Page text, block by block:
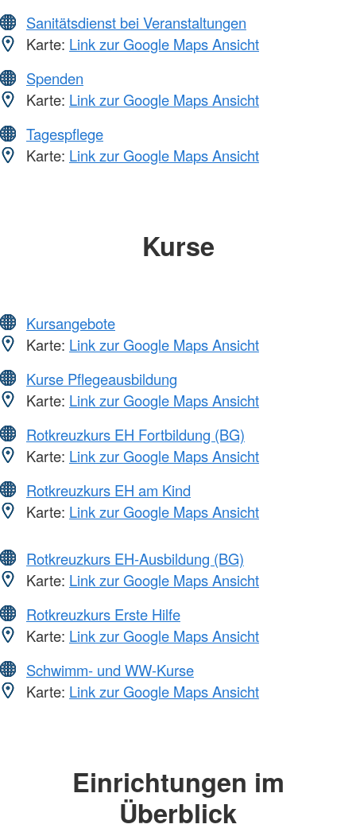
Sanitätsdienst bei Veranstaltungen
Karte: Link zur Google Maps Ansicht
Spenden
Karte: Link zur Google Maps Ansicht
Tagespflege
Karte: Link zur Google Maps Ansicht
Kurse
Kursangebote
Karte: Link zur Google Maps Ansicht
Kurse Pflegeausbildung
Karte: Link zur Google Maps Ansicht
Rotkreuzkurs EH Fortbildung (BG)
Karte: Link zur Google Maps Ansicht
Rotkreuzkurs EH am Kind
Karte: Link zur Google Maps Ansicht
Rotkreuzkurs EH-Ausbildung (BG)
Karte: Link zur Google Maps Ansicht
Rotkreuzkurs Erste Hilfe
Karte: Link zur Google Maps Ansicht
Schwimm- und WW-Kurse
Karte: Link zur Google Maps Ansicht
Einrichtungen im
Überblick